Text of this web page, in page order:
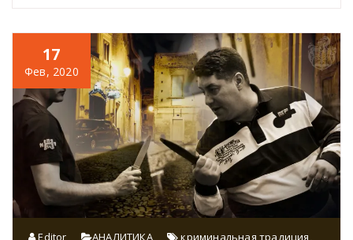
17
Фев, 2020
Editor АНАЛИТИКА криминальная традиция